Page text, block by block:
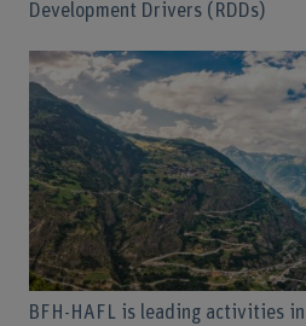
Development Drivers (RDDs)
BFH-HAFL is leading activities in